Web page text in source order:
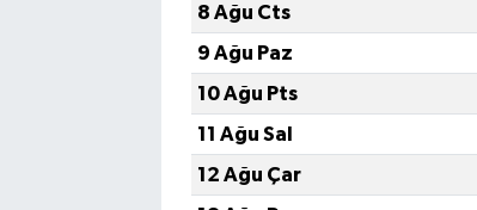
8 Ağu Cts
9 Ağu Paz
10 Ağu Pts
11 Ağu Sal
12 Ağu Çar